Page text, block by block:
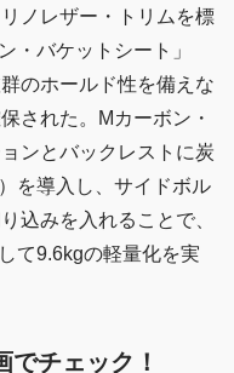
ノレザー・トリムを標
・バケットシート」
のホールド性を備えな
された。Mカーボン・
ンとバックレストに炭
を導入し、サイドボル
込みを入れることで、
て9.6kgの軽量化を実
チェック！